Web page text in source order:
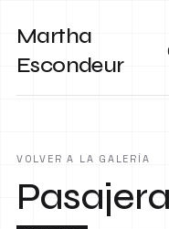
Martha
Escondeur
VOLVER A LA GALERÍA
Pasajera